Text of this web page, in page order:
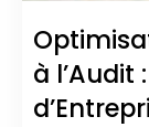
à l’Audit